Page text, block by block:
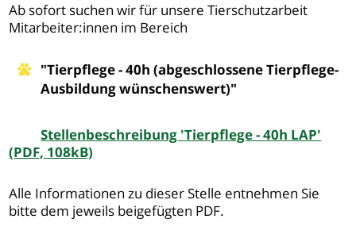
Ab sofort suchen wir für unsere Tierschutzarbeit
Mitarbeiter:innen im Bereich
"Tierpflege - 40h (abgeschlossene Tierpflege-
Ausbildung wünschenswert)"
Stellenbeschreibung 'Tierpflege - 40h LAP'
(PDF, 108kB)
Alle Informationen zu dieser Stelle entnehmen Sie
bitte dem jeweils beigefügten PDF.